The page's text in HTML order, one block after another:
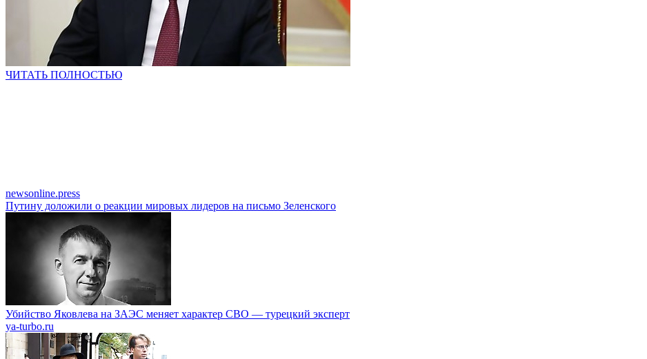
ЧИТАТЬ ПОЛНОСТЬЮ
newsonline.press
Путину доложили о реакции мировых лидеров на письмо Зеленского
Убийство Яковлева на ЗАЭС меняет характер СВО — турецкий эксперт
ya-turbo.ru